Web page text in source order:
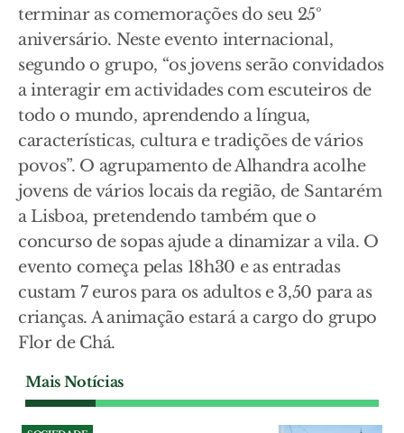
terminar as comemorações do seu 25º
aniversário. Neste evento internacional,
segundo o grupo, “os jovens serão convidados
a interagir em actividades com escuteiros de
todo o mundo, aprendendo a língua,
características, cultura e tradições de vários
povos”. O agrupamento de Alhandra acolhe
jovens de vários locais da região, de Santarém
a Lisboa, pretendendo também que o
concurso de sopas ajude a dinamizar a vila. O
evento começa pelas 18h30 e as entradas
custam 7 euros para os adultos e 3,50 para as
crianças. A animação estará a cargo do grupo
Flor de Chá.
Mais Notícias